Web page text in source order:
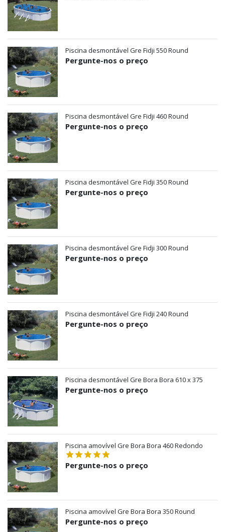
Piscina desmontável Gre Fidji 550 Round
Pergunte-nos o preço
Piscina desmontável Gre Fidji 460 Round
Pergunte-nos o preço
Piscina desmontável Gre Fidji 350 Round
Pergunte-nos o preço
Piscina desmontável Gre Fidji 300 Round
Pergunte-nos o preço
Piscina desmontável Gre Fidji 240 Round
Pergunte-nos o preço
Piscina desmontável Gre Bora Bora 610 x 375
Pergunte-nos o preço
Piscina amovível Gre Bora Bora 460 Redondo
Pergunte-nos o preço
Piscina amovível Gre Bora Bora 350 Round
Pergunte-nos o preço